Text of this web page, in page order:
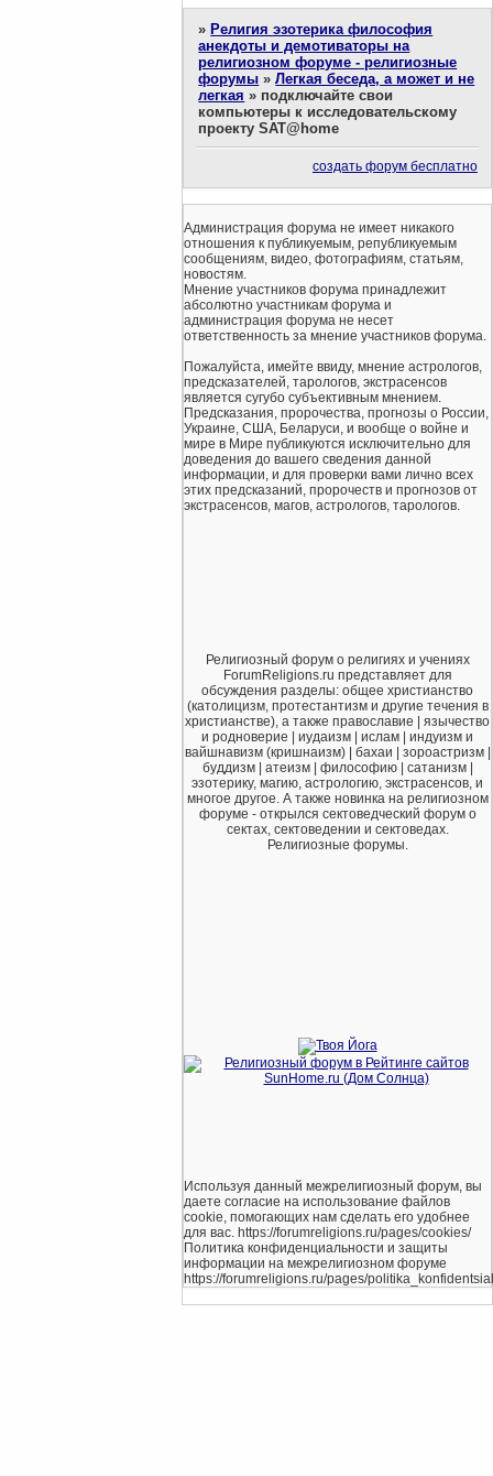
» Религия эзотерика философия
анекдоты и демотиваторы на
религиозном форуме - религиозные
форумы »Легкая беседа, а может и не
легкая » подключайте свои
компьютеры к исследовательскому
проекту SAT@home
создать форум бесплатно
Администрация форума не имеет никакого
отношения к публикуемым, републикуемым
сообщениям, видео, фотографиям, статьям,
новостям.
Мнение участников форума принадлежит
абсолютно участникам форума и
администрация форума не несет
ответственность за мнение участников форума.
Пожалуйста, имейте ввиду, мнение астрологов,
предсказателей, тарологов, экстрасенсов
является сугубо субъективным мнением.
Предсказания, пророчества, прогнозы о России,
Украине, США, Беларуси, и вообще о войне и
мире в Мире публикуются исключительно для
доведения до вашего сведения данной
информации, и для проверки вами лично всех
этих предсказаний, пророчеств и прогнозов от
экстрасенсов, магов, астрологов, тарологов.
Религиозный форум о религиях и учениях
ForumReligions.ru представляет для
обсуждения разделы: общее христианство
(католицизм, протестантизм и другие течения в
христианстве), а также православие | язычество
и родноверие | иудаизм | ислам | индуизм и
вайшнавизм (кришнаизм) | бахаи | зороастризм |
буддизм | атеизм | философию | сатанизм |
эзотерику, магию, астрологию, экстрасенсов, и
многое другое. А также новинка на религиозном
форуме - открылся сектоведческий форум о
сектах, сектоведении и сектоведах.
Религиозные форумы.
Используя данный межрелигиозный форум, вы
даете согласие на использование файлов
cookie, помогающих нам сделать его удобнее
для вас. https://forumreligions.ru/pages/cookies/
Политика конфиденциальности и защиты
информации на межрелигиозном форуме
https://forumreligions.ru/pages/